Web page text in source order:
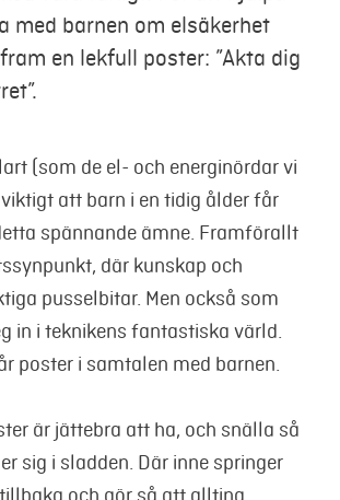
med barnen om elsäkerhet
en lekfull poster: ”Akta dig
(som de el- och energinördar vi
att barn i en tidig ålder får
spännande ämne. Framförallt
där kunskap och
pusselbitar. Men också som
in i teknikens fantastiska värld.
poster i samtalen med barnen.
är jättebra att ha, och snälla så
sig i sladden. Där inne springer